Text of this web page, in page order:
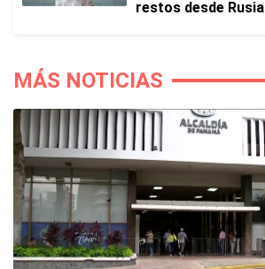
restos desde Rusia
MÁS NOTICIAS